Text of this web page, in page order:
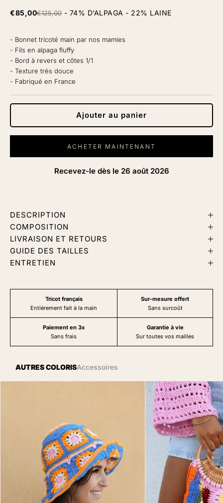
Prix de vente
€85,00Prix normal
€125,00 - 74% D’ALPAGA - 22% LAINE
- Bonnet tricoté main par nos mamies
- Fils en alpaga fluffy
- Bord à revers et côtes 1/1
- Texture très douce
- Fabriqué en France
Ajouter au panier
ACHETER MAINTENANT
Recevez-le dès le 26 août 2026
DESCRIPTION
COMPOSITION
LIVRAISON ET RETOURS
GUIDE DES TAILLES
ENTRETIEN
Tricot français
Entièrement fait à la main
Sur-mesure offert
Sans surcoût
Paiement en 3x
Sans frais
Garantie à vie
Sur toutes vos mailles
AUTRES COLORISAccessoires